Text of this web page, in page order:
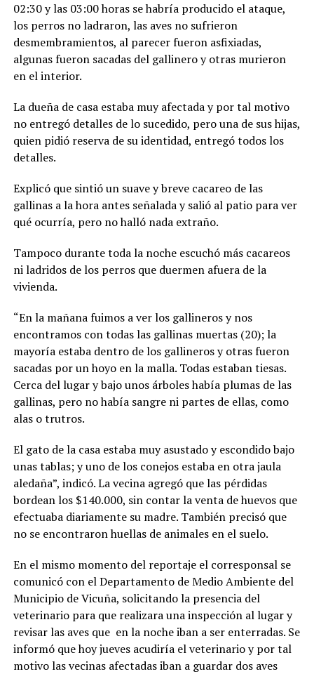
02:30 y las 03:00 horas se habría producido el ataque,
los perros no ladraron, las aves no sufrieron
desmembramientos, al parecer fueron asfixiadas,
algunas fueron sacadas del gallinero y otras murieron
en el interior.
La dueña de casa estaba muy afectada y por tal motivo
no entregó detalles de lo sucedido, pero una de sus hijas,
quien pidió reserva de su identidad, entregó todos los
detalles.
Explicó que sintió un suave y breve cacareo de las
gallinas a la hora antes señalada y salió al patio para ver
qué ocurría, pero no halló nada extraño.
Tampoco durante toda la noche escuchó más cacareos
ni ladridos de los perros que duermen afuera de la
vivienda.
“En la mañana fuimos a ver los gallineros y nos
encontramos con todas las gallinas muertas (20); la
mayoría estaba dentro de los gallineros y otras fueron
sacadas por un hoyo en la malla. Todas estaban tiesas.
Cerca del lugar y bajo unos árboles había plumas de las
gallinas, pero no había sangre ni partes de ellas, como
alas o trutros.
El gato de la casa estaba muy asustado y escondido bajo
unas tablas; y uno de los conejos estaba en otra jaula
aledaña”, indicó. La vecina agregó que las pérdidas
bordean los $140.000, sin contar la venta de huevos que
efectuaba diariamente su madre. También precisó que
no se encontraron huellas de animales en el suelo.
En el mismo momento del reportaje el corresponsal se
comunicó con el Departamento de Medio Ambiente del
Municipio de Vicuña, solicitando la presencia del
veterinario para que realizara una inspección al lugar y
revisar las aves que en la noche iban a ser enterradas. Se
informó que hoy jueves acudiría el veterinario y por tal
motivo las vecinas afectadas iban a guardar dos aves